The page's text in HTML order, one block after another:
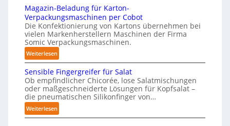
n
g
e
n
v
n
P
h
y
n
s
t
l
c
h
e
I
t
Magazin-Beladung für Karton-
Verpackungsmaschinen per Cobot
Die Konfektionierung von Kartons übernehmen bei
vielen Markenherstellern Maschinen der Firma
Somic Verpackungsmaschinen.
Weiterlesen:
M
a
g
a
z
i
n
Sensible Fingergreifer für Salat
Ob empfindlicher Chicorée, lose Salatmischungen
oder maßgeschneiderte Lösungen für Kopfsalat –
die pneumatischen Silikonfinger von…
Weiterlesen:
S